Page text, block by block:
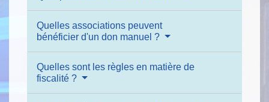
Quelles associations peuvent
bénéficier d'un don manuel ?
Quelles sont les règles en matière de
fiscalité ?